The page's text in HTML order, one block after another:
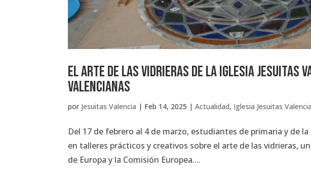
El arte de las vidrieras de la Iglesia Jesuitas
valencianas
por Jesuitas Valencia | Feb 14, 2025 |Actualidad, Iglesia Jesuitas Valencia
Del 17 de febrero al 4 de marzo, estudiantes de primaria y de
en talleres prácticos y creativos sobre el arte de las vidrieras,
de Europa y la Comisión Europea....